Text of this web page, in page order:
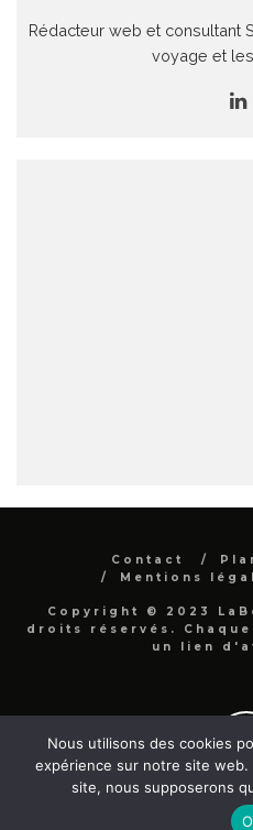
Rédacteur web et consultant
voyage et
Contact
Mentions
Copyright © 2023
droits réservés.
un lien
Nous utilisons des cookies
expérience sur notre site
site, nous supposerons